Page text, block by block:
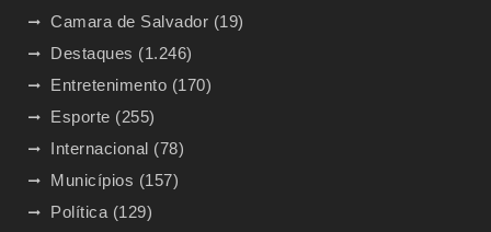
Camara de Salvador (19)
Destaques (1.246)
Entretenimento (170)
Esporte (255)
Internacional (78)
Municípios (157)
Política (129)